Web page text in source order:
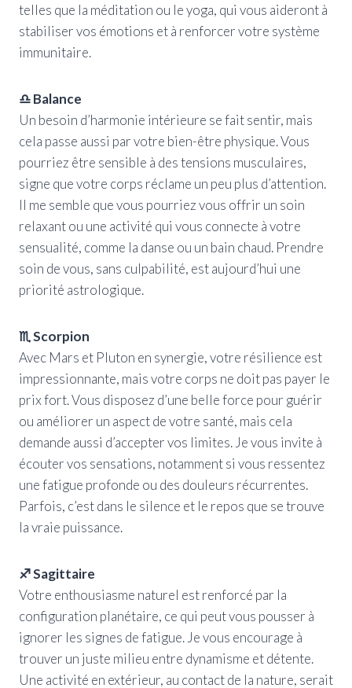
telles que la méditation ou le yoga, qui vous aideront à
stabiliser vos émotions et à renforcer votre système
immunitaire.
♎ Balance
Un besoin d’harmonie intérieure se fait sentir, mais
cela passe aussi par votre bien-être physique. Vous
pourriez être sensible à des tensions musculaires,
signe que votre corps réclame un peu plus d’attention.
Il me semble que vous pourriez vous offrir un soin
relaxant ou une activité qui vous connecte à votre
sensualité, comme la danse ou un bain chaud. Prendre
soin de vous, sans culpabilité, est aujourd’hui une
priorité astrologique.
♏ Scorpion
Avec Mars et Pluton en synergie, votre résilience est
impressionnante, mais votre corps ne doit pas payer le
prix fort. Vous disposez d’une belle force pour guérir
ou améliorer un aspect de votre santé, mais cela
demande aussi d’accepter vos limites. Je vous invite à
écouter vos sensations, notamment si vous ressentez
une fatigue profonde ou des douleurs récurrentes.
Parfois, c’est dans le silence et le repos que se trouve
la vraie puissance.
♐ Sagittaire
Votre enthousiasme naturel est renforcé par la
configuration planétaire, ce qui peut vous pousser à
ignorer les signes de fatigue. Je vous encourage à
trouver un juste milieu entre dynamisme et détente.
Une activité en extérieur, au contact de la nature, serait